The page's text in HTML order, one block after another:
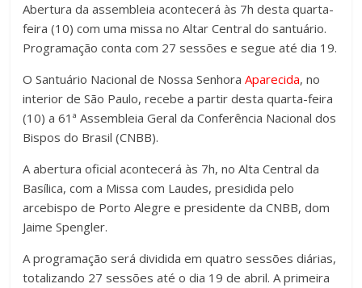
Abertura da assembleia acontecerá às 7h desta quarta-
feira (10) com uma missa no Altar Central do santuário.
Programação conta com 27 sessões e segue até dia 19.
O Santuário Nacional de Nossa SenhoraAparecida, no
interior de São Paulo, recebe a partir desta quarta-feira
(10) a 61ª Assembleia Geral da Conferência Nacional dos
Bispos do Brasil (CNBB).
A abertura oficial acontecerá às 7h, no Alta Central da
Basílica, com a Missa com Laudes, presidida pelo
arcebispo de Porto Alegre e presidente da CNBB, dom
Jaime Spengler.
A programação será dividida em quatro sessões diárias,
totalizando 27 sessões até o dia 19 de abril. A primeira